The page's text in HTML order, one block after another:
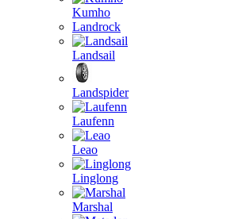
Kumho
Landrock
Landsail
Landspider
Laufenn
Leao
Linglong
Marshal